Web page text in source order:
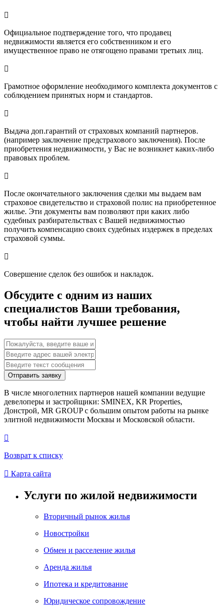

Официальное подтверждение того, что продавец
недвижимости является его собственником и его
имущественное право не отягощено правами третьих лиц.

Грамотное оформление необходимого комплекта документов с
соблюдением принятых норм и стандартов.

Выдача доп.гарантий от страховых компаний партнеров.
(например заключение предстрахового заключения). После
приобретения недвижимости, у Вас не возникнет каких-либо
правовых проблем.

После окончательного заключения сделки мы выдаем вам
страховое свидетельство и страховой полис на приобретенное
жилье. Эти документы вам позволяют при каких либо
судебных разбирательствах с Вашей недвижимостью
получить компенсацию своих судебных издержек в пределах
страховой суммы.

Совершение сделок без ошибок и накладок.
Обсудите с одним из наших
специалистов Ваши требования,
чтобы найти лучшее решение
Отправить заявку
В числе многолетних партнеров нашей компании ведущие
девелоперы и застройщики: SMINEX, KR Properties,
Донстрой, MR GROUP c большим опытом работы на рынке
элитной недвижимости Москвы и Московской области.

Возврат к списку
 Карта сайта
Услуги по жилой недвижимости
Вторичный рынок жилья
Новостройки
Обмен и расселение жилья
Аренда жилья
Ипотека и кредитование
Юридическое сопровождение